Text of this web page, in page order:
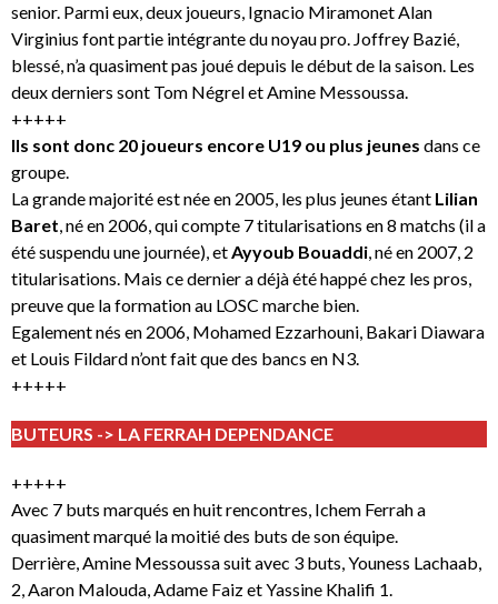
senior. Parmi eux, deux joueurs, Ignacio Miramonet Alan
Virginius font partie intégrante du noyau pro. Joffrey Bazié,
blessé, n’a quasiment pas joué depuis le début de la saison. Les
deux derniers sont Tom Négrel et Amine Messoussa.
+++++
Ils sont donc 20 joueurs encore U19 ou plus jeunes dans ce
groupe.
La grande majorité est née en 2005, les plus jeunes étant Lilian
Baret, né en 2006, qui compte 7 titularisations en 8 matchs (il a
été suspendu une journée), etAyyoub Bouaddi, né en 2007, 2
titularisations. Mais ce dernier a déjà été happé chez les pros,
preuve que la formation au LOSC marche bien.
Egalement nés en 2006, Mohamed Ezzarhouni, Bakari Diawara
et Louis Fildard n’ont fait que des bancs en N3.
+++++
BUTEURS -> LA FERRAH DEPENDANCE
+++++
Avec 7 buts marqués en huit rencontres, Ichem Ferrah a
quasiment marqué la moitié des buts de son équipe.
Derrière, Amine Messoussa suit avec 3 buts, Youness Lachaab,
2, Aaron Malouda, Adame Faiz et Yassine Khalifi 1.